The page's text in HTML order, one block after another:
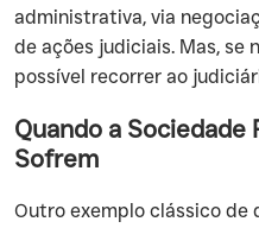
administrativa, via
de ações judiciais. Mas, se
possível recorrer ao
Quando a Sociedade
Sofrem
‍Outro exemplo clássico de